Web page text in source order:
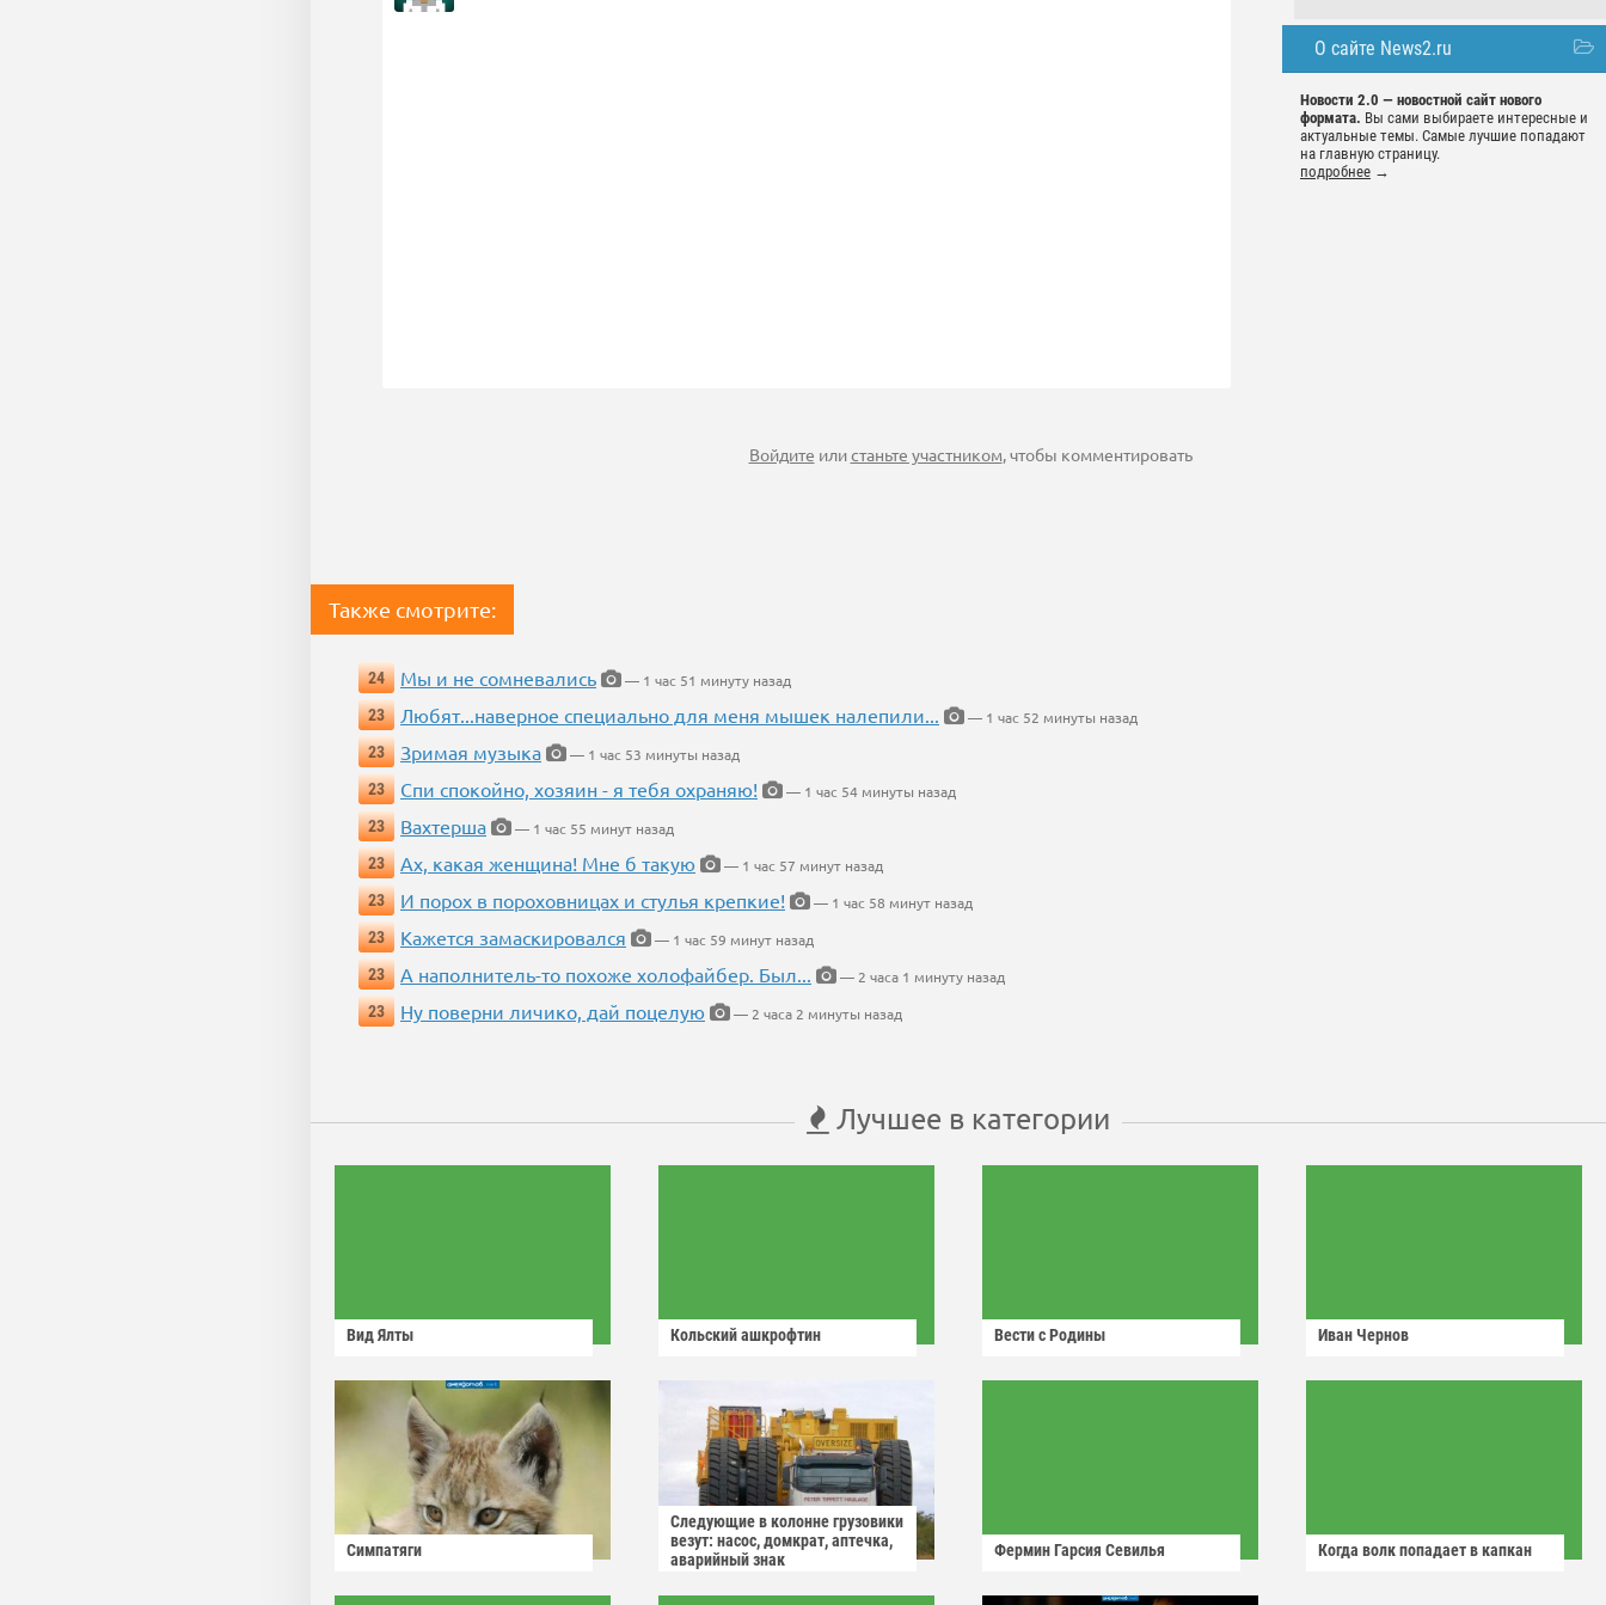
О сайте News2.ru
Новости 2.0 — новостной сайт нового
формата. Вы сами выбираете интересные и
актуальные темы. Самые лучшие попадают
на главную страницу.
подробнее →
Войдите илистаньте участником, чтобы комментировать
Также смотрите:
24 Мы и не сомневались
— 1 час 51 минуту назад
23
Любят...наверное специально для меня мышек налепили...
— 1 час 52 минуты назад
23
Зримая музыка
— 1 час 53 минуты назад
23
Спи спокойно, хозяин - я тебя охраняю!
— 1 час 54 минуты назад
23
Вахтерша
— 1 час 55 минут назад
23
Ах, какая женщина! Мне б такую
— 1 час 57 минут назад
23
И порох в пороховницах и стулья крепкие!
— 1 час 58 минут назад
23
Кажется замаскировался
— 1 час 59 минут назад
23
А наполнитель-то похоже холофайбер. Был...
— 2 часа 1 минуту назад
23
Ну поверни личико, дай поцелую — 2 часа 2 минуты назад
Лучшее в категории
Вид Ялты Кольский ашкрофтин Вести с Родины Иван Чернов
Симпатяги
Следующие в колонне грузовики
везут: насос, домкрат, аптечка,
аварийный знак
Фермин Гарсия Севилья Когда волк попадает в капкан